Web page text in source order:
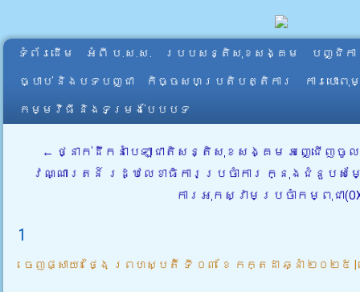
ទំព័រដើម អំពី​ ប.ស.ស. របបសន្តិសុខសង្គម បញ្ជិកា
ច្បាប់ និងបទបញ្ជា កិច្ចសហប្រតិបត្តិការ ការបោះ
កម្មវិធី និងទម្រង់បែបបទ
← ថ្នាក់ដឹកនាំបេឡាជាតិសន្តិសុខសង្គម អញ្ជើញ
វណ្ណារតន៍ រដ្ឋលេខាធិការប្រចាំការ ក្នុងជំនួប
ការអុកស្វាមប្រចាំកម្ពុជា
1
ចេញផ្សាយ៖ ថ្ងៃ ព្រហស្បតិ៍ ទី ០៣ ខែ កក្តដា ឆ្នាំ ២០២៥ |